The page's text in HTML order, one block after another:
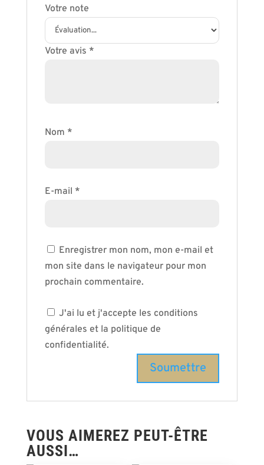
Votre note
Votre avis *
Nom *
E-mail *
Enregistrer mon nom, mon e-mail et
mon site dans le navigateur pour mon
prochain commentaire.
J'ai lu et j'accepte les conditions
générales et la politique de
confidentialité.
VOUS AIMEREZ PEUT-ÊTRE
AUSSI…